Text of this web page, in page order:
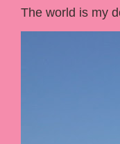
The world is my